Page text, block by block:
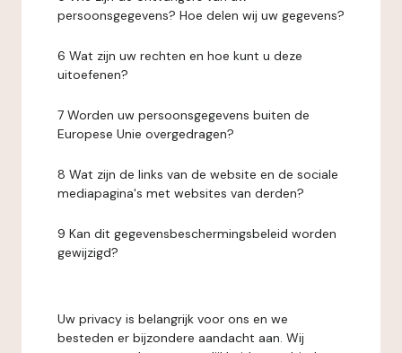
persoonsgegevens? Hoe delen wij uw gegevens?
6 Wat zijn uw rechten en hoe kunt u deze
uitoefenen?
7 Worden uw persoonsgegevens buiten de
Europese Unie overgedragen?
8 Wat zijn de links van de website en de sociale
mediapagina's met websites van derden?
9 Kan dit gegevensbeschermingsbeleid worden
gewijzigd?
Uw privacy is belangrijk voor ons en we
besteden er bijzondere aandacht aan. Wij